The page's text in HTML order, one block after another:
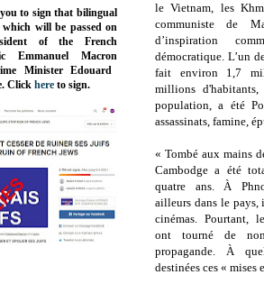
le Vietnam, les
communiste de
d’inspiration
démocratique. L’un
fait environ 1,7
millions
population, a été
assassinats, famine,
« Tombé aux mains
Cambodge a été
quatre ans. À
ailleurs dans le
cinémas. Pourtant,
ont tourné de
propagande. À
destinées ces « mises
to sign that bilingual
which will be passed on
of the French
Emmanuel Macron
MinisterEdouard
. Click here to sign.